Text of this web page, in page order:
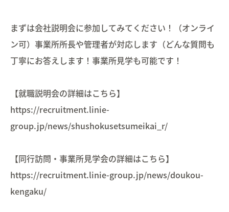
まずは会社説明会に参加してみてください！（オンライ
ン可）事業所所長や管理者が対応します（どんな質問も
丁寧にお答えします！事業所見学も可能です！
【就職説明会の詳細はこちら】
https://recruitment.linie-
group.jp/news/shushokusetsumeikai_r/
【同行訪問・事業所見学会の詳細はこちら】
https://recruitment.linie-group.jp/news/doukou-
kengaku/